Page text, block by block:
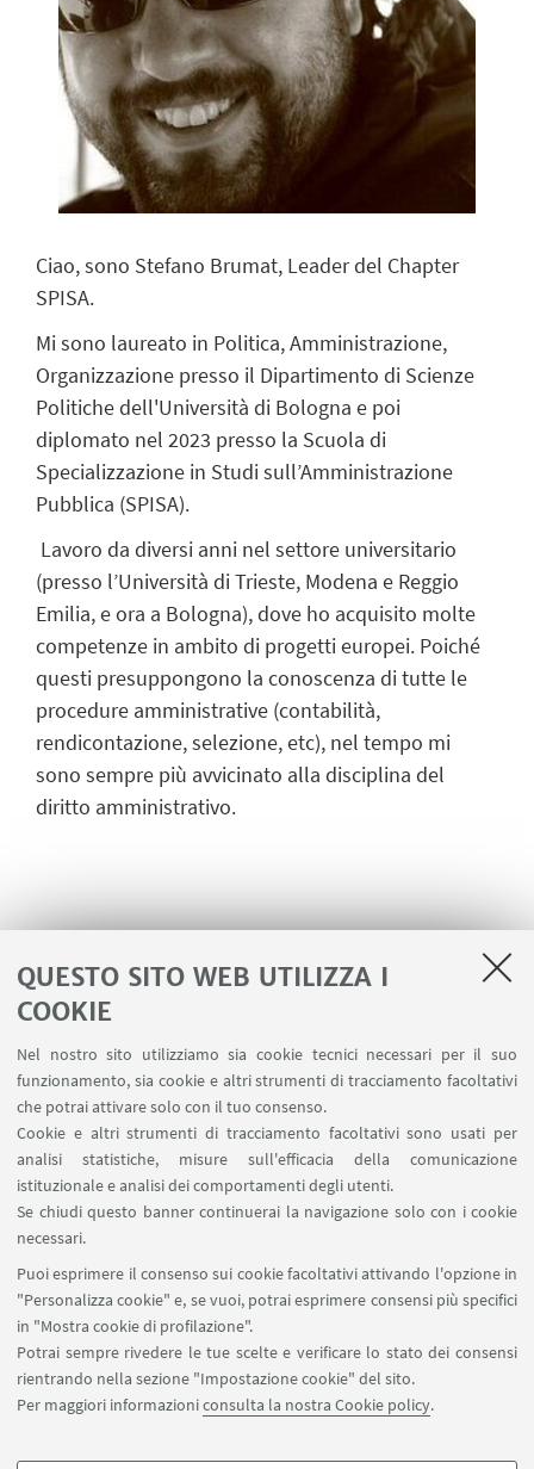
QUESTO SITO WEB UTILIZZA I
COOKIE
Nel nostro sito utilizziamo sia cookie tecnici necessari per il suo
funzionamento, sia cookie e altri strumenti di tracciamento facoltativi
che potrai attivare solo con il tuo consenso.
Cookie e altri strumenti di tracciamento facoltativi sono usati per
analisi statistiche, misure sull'efficacia della comunicazione
istituzionale e analisi dei comportamenti degli utenti.
Se chiudi questo banner continuerai la navigazione solo con i cookie
necessari.
Puoi esprimere il consenso sui cookie facoltativi attivando l'opzione in
"Personalizza cookie" e, se vuoi, potrai esprimere consensi più specifici
in "Mostra cookie di profilazione".
Potrai sempre rivedere le tue scelte e verificare lo stato dei consensi
rientrando nella sezione "Impostazione cookie" del sito.
Per maggiori informazioniconsulta la nostra Cookie policy.
Ciao, sono Stefano Brumat, Leader del Chapter
SPISA.
Mi sono laureato in Politica, Amministrazione,
Organizzazione presso il Dipartimento di Scienze
Politiche dell'Università di Bologna e poi
diplomato nel 2023 presso la Scuola di
Specializzazione in Studi sull’Amministrazione
Pubblica (SPISA).
Lavoro da diversi anni nel settore universitario
(presso l’Università di Trieste, Modena e Reggio
Emilia, e ora a Bologna), dove ho acquisito molte
competenze in ambito di progetti europei. Poiché
questi presuppongono la conoscenza di tutte le
procedure amministrative (contabilità,
rendicontazione, selezione, etc), nel tempo mi
sono sempre più avvicinato alla disciplina del
diritto amministrativo.
ISCRIVITI AL CHAPTER
Visita il Sito
Via Marsala 49
alumni@unibo.it
Chi siamo
Collabora con noi
App AMA Community